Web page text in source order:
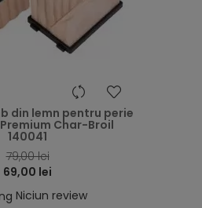
heart
din lemn pentru perie
Char-Broil
140041
79,00 lei
69,00 lei
Niciun review